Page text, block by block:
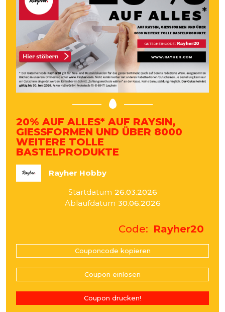
20% AUF ALLES* AUF RAYSIN,
GIESSFORMEN UND ÜBER 8000
WEITERE TOLLE
BASTELPRODUKTE
Rayher Hobby
Startdatum 26.03.2026
Ablaufdatum 30.06.2026
Code Rayher20
Couponcode kopieren
Coupon einlösen
Coupon drucken!